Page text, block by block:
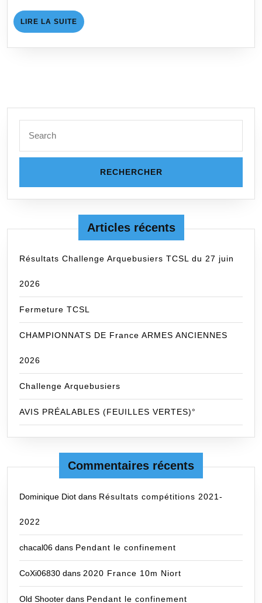
LIRE LA SUITE LIRE
LA
for:
Articles récents
Résultats Challenge Arquebusiers TCSL du 27 juin
2026
Fermeture TCSL
CHAMPIONNATS DE France ARMES ANCIENNES
2026
Challenge Arquebusiers
AVIS PRÉALABLES (FEUILLES VERTES)°
Commentaires récents
Dominique Diot dans Résultats compétitions 2021-
2022
chacal06 dans Pendant le confinement
CoXi06830 dans 2020 France 10m Niort
Old Shooter dans Pendant le confinement